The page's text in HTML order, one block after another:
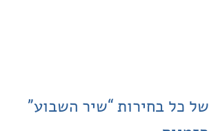
“שיר השבוע”